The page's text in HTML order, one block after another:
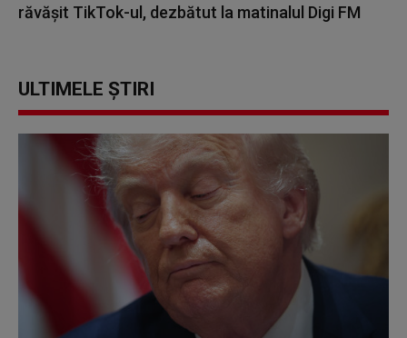
răvășit TikTok-ul, dezbătut la matinalul Digi FM
ULTIMELE ȘTIRI